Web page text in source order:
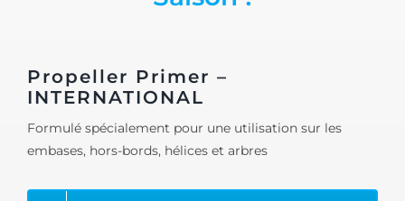
Propeller Primer –
INTERNATIONAL
Formulé spécialement pour une utilisation sur les
embases, hors-bords, hélices et arbres